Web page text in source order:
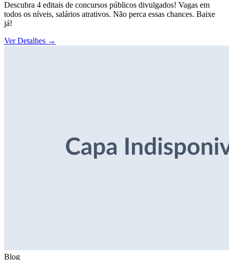
Descubra 4 editais de concursos públicos divulgados! Vagas em
todos os níveis, salários atrativos. Não perca essas chances. Baixe
já!
Ver Detalhes →
Blog